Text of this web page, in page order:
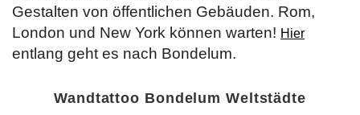
Gestalten von öffentlichen Gebäuden. Rom,
London und New York können warten! Hier
entlang geht es nach Bondelum.
Wandtattoo Bondelum Weltstädte